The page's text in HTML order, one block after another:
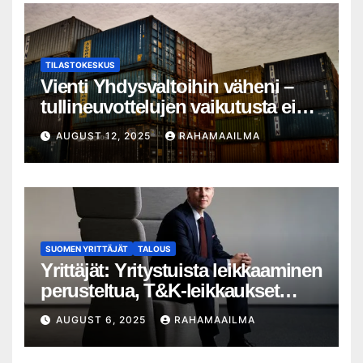
TILASTOKESKUS
Vienti Yhdysvaltoihin väheni –
tullineuvottelujen vaikutusta ei
silti näy
AUGUST 12, 2025 RAHAMAAILMA
SUOMEN YRITTÄJÄT TALOUS
Yrittäjät: Yritystuista leikkaaminen
perusteltua, T&K-leikkaukset
lyhytnäköistä kasvupolitiikkaa
AUGUST 6, 2025 RAHAMAAILMA